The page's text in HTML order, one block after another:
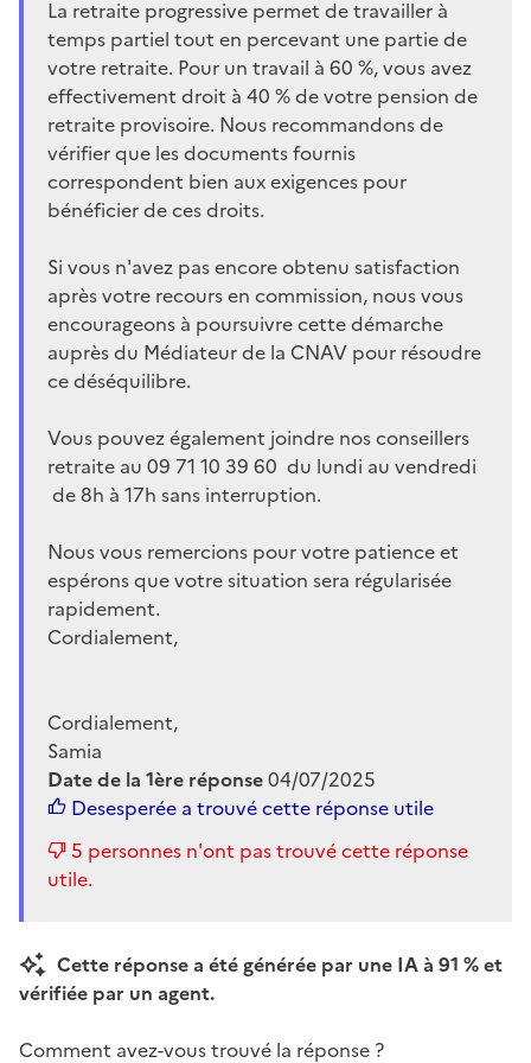
La retraite progressive permet de travailler à
temps partiel tout en percevant une partie de
votre retraite. Pour un travail à 60 %, vous avez
effectivement droit à 40 % de votre pension de
retraite provisoire. Nous recommandons de
vérifier que les documents fournis
correspondent bien aux exigences pour
bénéficier de ces droits.
Si vous n'avez pas encore obtenu satisfaction
après votre recours en commission, nous vous
encourageons à poursuivre cette démarche
auprès du Médiateur de la CNAV pour résoudre
ce déséquilibre.
Vous pouvez également joindre nos conseillers
retraite au 09 71 10 39 60 du lundi au vendredi
de 8h à 17h sans interruption.
Nous vous remercions pour votre patience et
espérons que votre situation sera régularisée
rapidement.
Cordialement,
Cordialement,
Samia
Date de la 1ère réponse04/07/2025
Desesperée a trouvé cette réponse utile
5 personnes n'ont pas trouvé cette réponse
utile.
Cette réponse a été générée par une IA à 91 % et
vérifiée par un agent.
Comment avez-vous trouvé la réponse ?